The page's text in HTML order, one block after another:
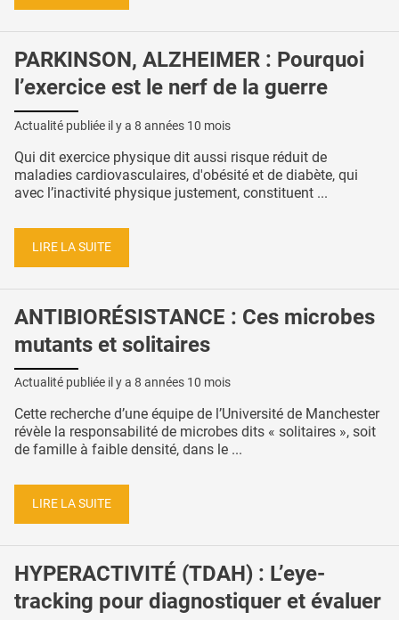
PARKINSON, ALZHEIMER : Pourquoi
l’exercice est le nerf de la guerre
Actualité publiée il y a 8 années 10 mois
Qui dit exercice physique dit aussi risque réduit de
maladies cardiovasculaires, d'obésité et de diabète, qui
avec l’inactivité physique justement, constituent ...
LIRE LA SUITE
ANTIBIORÉSISTANCE : Ces microbes
mutants et solitaires
Actualité publiée il y a 8 années 10 mois
Cette recherche d’une équipe de l’Université de Manchester
révèle la responsabilité de microbes dits « solitaires », soit
de famille à faible densité, dans le ...
LIRE LA SUITE
HYPERACTIVITÉ (TDAH) : L’eye-
tracking pour diagnostiquer et évaluer